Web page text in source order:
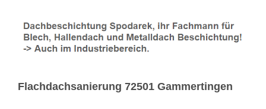
Flachdachsanierung 72501 Gammertingen